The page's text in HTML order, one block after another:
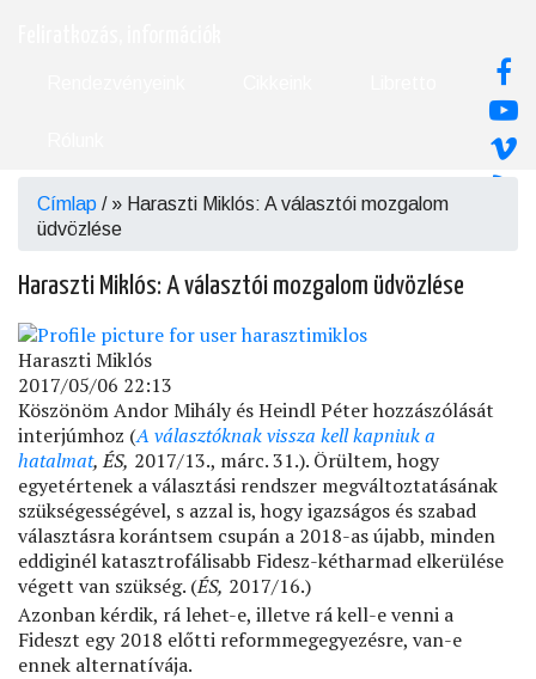
Morzsa
Címlap /
Haraszti Miklós: A választói mozgalom
üdvözlése
Haraszti Miklós: A választói mozgalom üdvözlése
Haraszti Miklós
2017/05/06 22:13
Köszönöm Andor Mihály és Heindl Péter hozzászólását
interjúmhoz (A választóknak vissza kell kapniuk a
hatalmat, ÉS, 2017/13., márc. 31.). Örültem, hogy
egyetértenek a választási rendszer megváltoztatásának
szükségességével, s azzal is, hogy igazságos és szabad
választásra korántsem csupán a 2018-as újabb, minden
eddiginél katasztrofálisabb Fidesz-kétharmad elkerülése
végett van szükség. (ÉS, 2017/16.)
Azonban kérdik, rá lehet-e, illetve rá kell-e venni a
Fideszt egy 2018 előtti reformmegegyezésre, van-e
ennek alternatívája.